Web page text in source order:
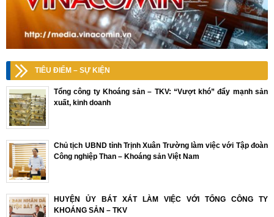
TIÊU ĐIỂM – SỰ KIỆN
Tổng công ty Khoáng sản – TKV: “Vượt khó” đẩy mạnh sản
xuất, kinh doanh
Chủ tịch UBND tỉnh Trịnh Xuân Trường làm việc với Tập đoàn
Công nghiệp Than – Khoáng sản Việt Nam
HUYỆN ỦY BÁT XÁT LÀM VIỆC VỚI TỔNG CÔNG TY
KHOÁNG SẢN – TKV